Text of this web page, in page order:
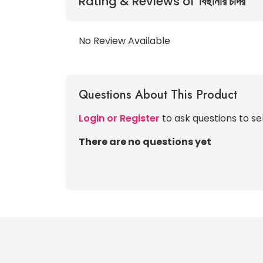
No Review Available
Questions About This Product
Login or Register to ask questions to
There are no questions yet